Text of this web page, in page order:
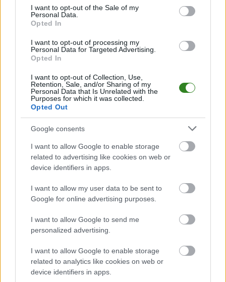
consent section.
I want to opt-out of the Sale of my
Personal Data.
Opted In
I want to opt-out of processing my
Personal Data for Targeted Advertising.
Opted In
I want to opt-out of Collection, Use,
Retention, Sale, and/or Sharing of my
Personal Data that Is Unrelated with the
Purposes for which it was collected.
Opted Out
Google consents
I want to allow Google to enable storage
related to advertising like cookies on web or
device identifiers in apps.
I want to allow my user data to be sent to
Google for online advertising purposes.
I want to allow Google to send me
personalized advertising.
I want to allow Google to enable storage
related to analytics like cookies on web or
device identifiers in apps.
PodkarpacieLive.pl to największa bazameczów lokalnych drużyn
piłkarskichw województwie. Sprawdź nasze relacje, śledź ulubioną ligę i
bądź na bieżąco z wydarzeniami z boisk!
Analiza przed meczem: LKS Skołyszyn vs Czarni II Jasło
LKS Skołyszyn - Czarni II Jasło
2025. Początek meczu o godz. 18:00.
LKS Skołyszynprzystępuje do tego spotkania w roli gospodarza. Jak
drużyna radzi sobie w sezonie 2024/2025 rozgrywek Krosno > Klasa A, gr.
III przed własną publicznością? Na tej stronie możecie zobaczyć tabelę
uwzględniającą tylko mecze u siebie. W tabeli biorącej pod uwagę tylko
mecze wyjazdowe możecie natomiast sprawdzić jak spisuje się klub
Krosno > Klasa A, gr. III - sytuacja w tabeli
Przed meczami 29. kolejki - Krosno > Klasa A, gr. III gospodarze (LKS
7. miejscu.
Poniżej znajdziesz także ostatnie mecze obu drużyn oraz statystyki
LKS Skołyszyn vs. Czarni II Jasło - relacja, wynik na żywo,
transmisja
Wynik meczu LKS Skołyszyn - Czarni II Jasło znajdziesz na naszej stronie
zaraz po jego zakończeniu. Jeżeli szukasz informacji meczowych, zajrzyj
LKS Skołyszyn vs. Czarni II Jasło - wynik, składy, strzelcy
Jeżeli w internecie lub TV dostępna jest